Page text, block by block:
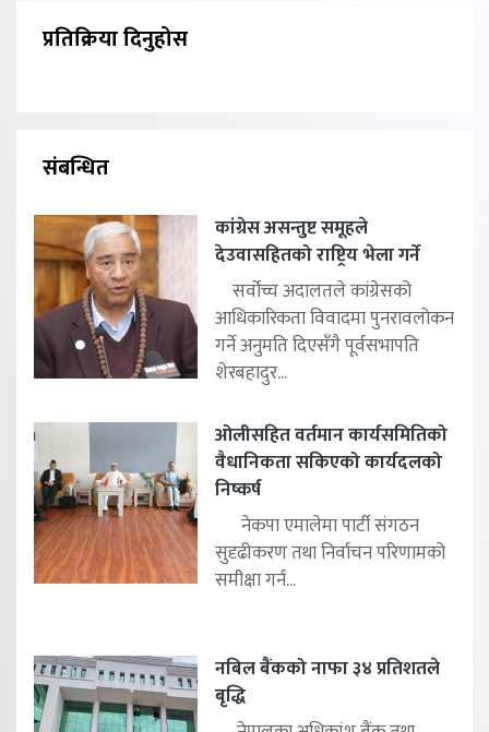
प्रतिक्रिया दिनुहोस
संबन्धित
कांग्रेस असन्तुष्ट समूहले
देउवासहितको राष्ट्रिय भेला गर्ने
सर्वोच्च अदालतले कांग्रेसको
आधिकारिकता विवादमा पुनरावलोकन
गर्ने अनुमति दिएसँगै पूर्वसभापति
शेरबहादुर...
ओलीसहित वर्तमान कार्यसमितिको
वैधानिकता सकिएको कार्यदलको
निष्कर्ष
नेकपा एमालेमा पार्टी संगठन
सुदृढीकरण तथा निर्वाचन परिणामको
समीक्षा गर्न...
नबिल बैंकको नाफा ३४ प्रतिशतले
बृद्धि